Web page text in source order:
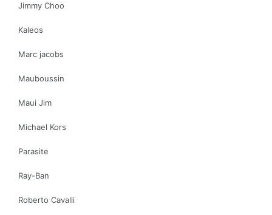
Jimmy Choo
Kaleos
Marc jacobs
Mauboussin
Maui Jim
Michael Kors
Parasite
Ray-Ban
Roberto Cavalli